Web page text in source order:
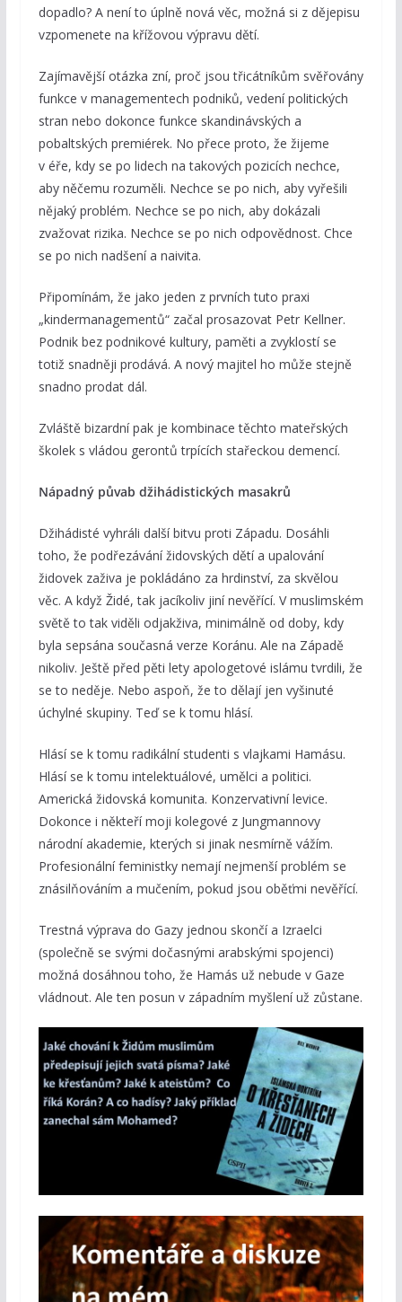
dopadlo? A není to úplně nová věc, možná si z dějepisu
vzpomenete na křížovou výpravu dětí.
Zajímavější otázka zní, proč jsou třicátníkům svěřovány
funkce v managementech podniků, vedení politických
stran nebo dokonce funkce skandinávských a
pobaltských premiérek. No přece proto, že žijeme
v éře, kdy se po lidech na takových pozicích nechce,
aby něčemu rozuměli. Nechce se po nich, aby vyřešili
nějaký problém. Nechce se po nich, aby dokázali
zvažovat rizika. Nechce se po nich odpovědnost. Chce
se po nich nadšení a naivita.
Připomínám, že jako jeden z prvních tuto praxi
„kindermanagementů“ začal prosazovat Petr Kellner.
Podnik bez podnikové kultury, paměti a zvyklostí se
totiž snadněji prodává. A nový majitel ho může stejně
snadno prodat dál.
Zvláště bizardní pak je kombinace těchto mateřských
školek s vládou gerontů trpících stařeckou demencí.
Nápadný půvab džihádistických masakrů
Džihádisté vyhráli další bitvu proti Západu. Dosáhli
toho, že podřezávání židovských dětí a upalování
židovek zaživa je pokládáno za hrdinství, za skvělou
věc. A když Židé, tak jacíkoliv jiní nevěřící. V muslimském
světě to tak viděli odjakživa, minimálně od doby, kdy
byla sepsána současná verze Koránu. Ale na Západě
nikoliv. Ještě před pěti lety apologetové islámu tvrdili, že
se to neděje. Nebo aspoň, že to dělají jen vyšinuté
úchylné skupiny. Teď se k tomu hlásí.
Hlásí se k tomu radikální studenti s vlajkami Hamásu.
Hlásí se k tomu intelektuálové, umělci a politici.
Americká židovská komunita. Konzervativní levice.
Dokonce i někteří moji kolegové z Jungmannovy
národní akademie, kterých si jinak nesmírně vážím.
Profesionální feministky nemají nejmenší problém se
znásilňováním a mučením, pokud jsou oběťmi nevěřící.
Trestná výprava do Gazy jednou skončí a Izraelci
(společně se svými dočasnými arabskými spojenci)
možná dosáhnou toho, že Hamás už nebude v Gaze
vládnout. Ale ten posun v západním myšlení už zůstane.